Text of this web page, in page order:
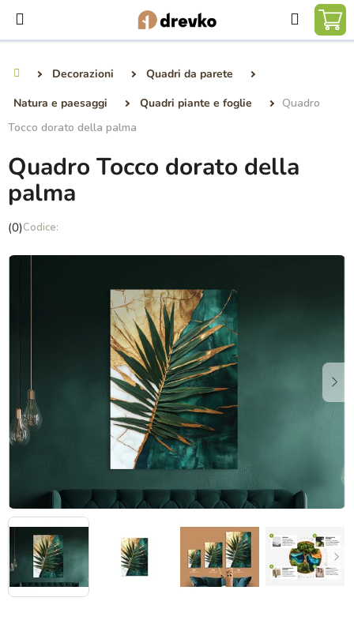
contenuto
Ricerca
Decorazioni
Quadri da parete
Natura e paesaggi
Quadri piante e foglie
Quadro
Tocco dorato della palma
Quadro Tocco dorato della
palma
La
media
(0)